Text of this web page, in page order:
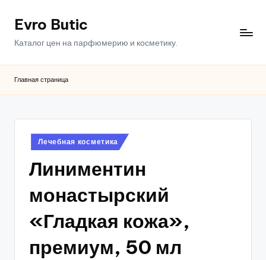
ПерейтиEvro Butic
Каталог цен на парфюмерию и косметику.
Главная страница
Опубликовано
в
Лечебная косметика
Линиментин
монастырский
«Гладкая кожа»,
премиум, 50 мл